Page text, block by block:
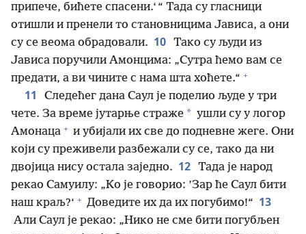
припече, бићете спасени.‘ “ Тада су гласници
отишли и пренели то становницима Јависа, а они
су се веома обрадовали. 10 Тако су људи из
Јависа поручили Амонцима: „Сутра ћемо вам се
предати, а ви чините с нама шта хоћете.“ +
11
Следећег дана Саул је поделио људе у три
чете. За време јутарње страже * ушли су у логор
Амонаца + и убијали их све до подневне жеге. Они
који су преживели разбежали су се, тако да ни
двојица нису остала заједно. 12 Тада је народ
рекао Самуилу: „Ко је говорио: ’Зар ће Саул бити
наш краљ?‘ + Доведите их да их погубимо!“ 13
Али Саул је рекао: „Нико не сме бити погубљен